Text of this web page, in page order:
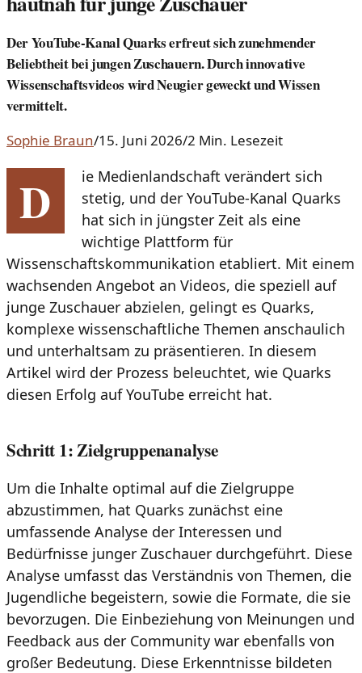
Der YouTube-Kanal Quarks erfreut sich zunehmender
Beliebtheit bei jungen Zuschauern. Durch innovative
Wissenschaftsvideos wird Neugier geweckt und Wissen
vermittelt.
Sophie Braun/15. Juni 2026/2 Min. Lesezeit
D
ie Medienlandschaft verändert sich
stetig, und der YouTube-Kanal Quarks
hat sich in jüngster Zeit als eine
wichtige Plattform für
Wissenschaftskommunikation etabliert. Mit einem
wachsenden Angebot an Videos, die speziell auf
junge Zuschauer abzielen, gelingt es Quarks,
komplexe wissenschaftliche Themen anschaulich
und unterhaltsam zu präsentieren. In diesem
Artikel wird der Prozess beleuchtet, wie Quarks
diesen Erfolg auf YouTube erreicht hat.
Schritt 1: Zielgruppenanalyse
Um die Inhalte optimal auf die Zielgruppe
abzustimmen, hat Quarks zunächst eine
umfassende Analyse der Interessen und
Bedürfnisse junger Zuschauer durchgeführt. Diese
Analyse umfasst das Verständnis von Themen, die
Jugendliche begeistern, sowie die Formate, die sie
bevorzugen. Die Einbeziehung von Meinungen und
Feedback aus der Community war ebenfalls von
großer Bedeutung. Diese Erkenntnisse bildeten